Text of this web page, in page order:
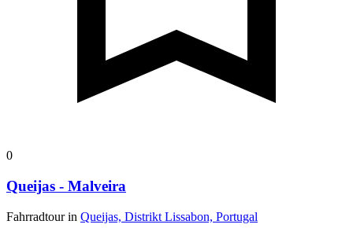
0
Queijas - Malveira
Fahrradtour in Queijas, Distrikt Lissabon, Portugal